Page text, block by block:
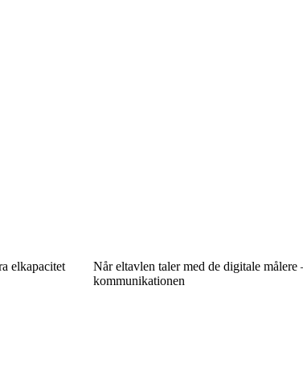
elkapacitet
Når eltavlen taler med de digitale målere
kommunikationen